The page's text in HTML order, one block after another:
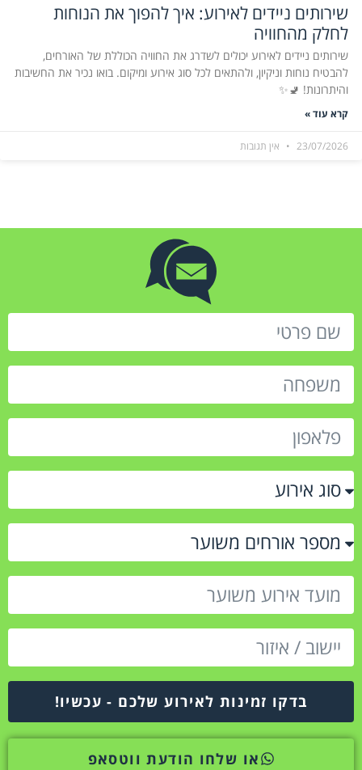
שירותים ניידים לאירוע: איך להפוך את הנוחות
לחלק מהחוויה
שירותים ניידים לאירוע יכולים לשדרג את החוויה הכוללת של האורחים,
להבטיח נוחות וניקיון, ולהתאים לכל סוג אירוע ומיקום. בואו נכיר את החשיבות
והיתרונות! 🚽✨
קרא עוד »
23/07/2026 אין תגובות
בדקו זמינות לאירוע שלכם - עכשיו!
או שלחו הודעת ווטסאפ